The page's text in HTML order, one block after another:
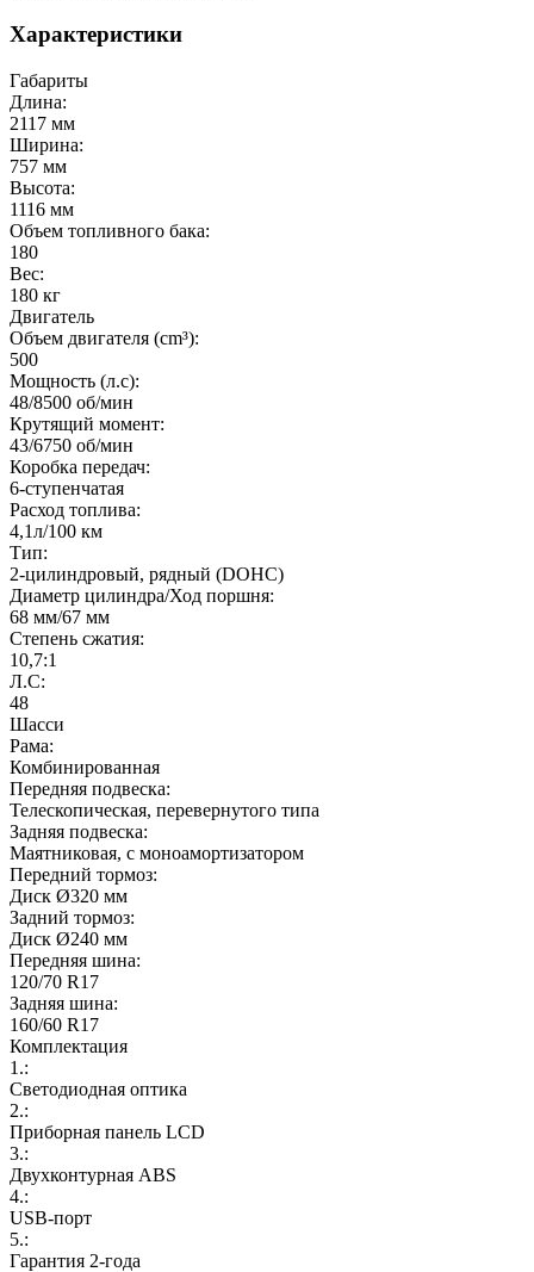
Характеристики
Габариты
Длина:
2117 мм
Ширина:
757 мм
Высота:
1116 мм
Объем топливного бака:
180
Вес:
180 кг
Двигатель
Объем двигателя (cm³):
500
Мощность (л.с):
48/8500 об/мин
Крутящий момент:
43/6750 об/мин
Коробка передач:
6-ступенчатая
Расход топлива:
4,1л/100 км
Тип:
2-цилиндровый, рядный (DOHC)
Диаметр цилиндра/Ход поршня:
68 мм/67 мм
Степень сжатия:
10,7:1
Л.С:
48
Шасси
Рама:
Комбинированная
Передняя подвеска:
Телескопическая, перевернутого типа
Задняя подвеска:
Маятниковая, с моноамортизатором
Передний тормоз:
Диск Ø320 мм
Задний тормоз:
Диск Ø240 мм
Передняя шина:
120/70 R17
Задняя шина:
160/60 R17
Комплектация
1.:
Светодиодная оптика
2.:
Приборная панель LCD
3.:
Двухконтурная ABS
4.:
USB-порт
5.:
Гарантия 2-года